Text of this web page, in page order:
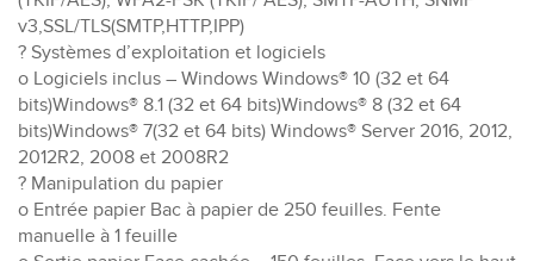
v3,SSL/TLS(SMTP,HTTP,IPP)
? Systèmes d’exploitation et logiciels
o Logiciels inclus – Windows Windows® 10 (32 et 64
bits)Windows® 8.1 (32 et 64 bits)Windows® 8 (32 et 64
bits)Windows® 7(32 et 64 bits) Windows® Server 2016, 2012,
2012R2, 2008 et 2008R2
? Manipulation du papier
o Entrée papier Bac à papier de 250 feuilles. Fente
manuelle à 1 feuille